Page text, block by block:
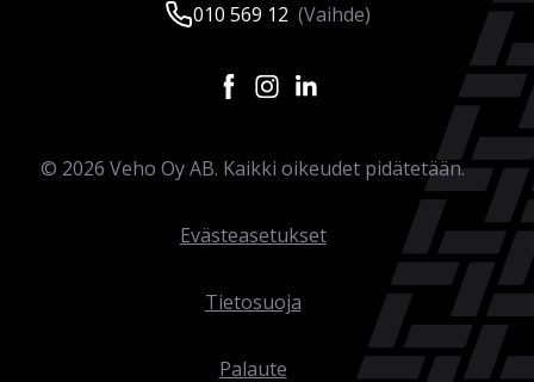
010 569 12 (Vaihde)
© 2026 Veho Oy AB. Kaikki oikeudet pidätetään.
Evästeasetukset
Tietosuoja
Palaute